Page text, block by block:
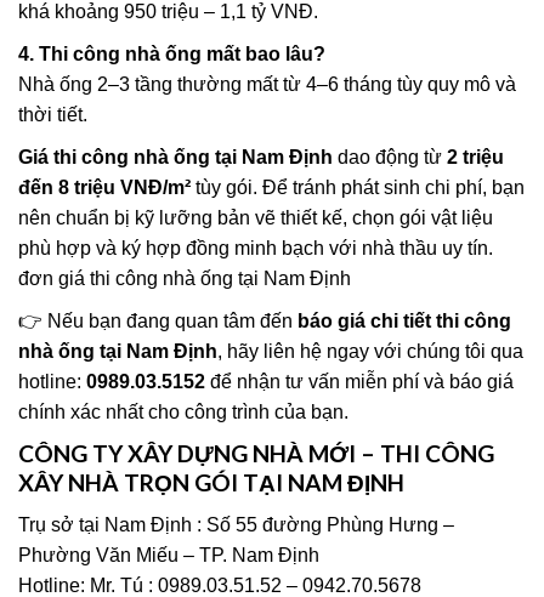
khá khoảng 950 triệu – 1,1 tỷ VNĐ.
4. Thi công nhà ống mất bao lâu?
Nhà ống 2–3 tầng thường mất từ 4–6 tháng tùy quy mô và
thời tiết.
Giá thi công nhà ống tại Nam Định dao động từ 2 triệu
đến 8 triệu VNĐ/m² tùy gói. Để tránh phát sinh chi phí, bạn
nên chuẩn bị kỹ lưỡng bản vẽ thiết kế, chọn gói vật liệu
phù hợp và ký hợp đồng minh bạch với nhà thầu uy tín.
đơn giá thi công nhà ống tại Nam Định
👉 Nếu bạn đang quan tâm đến báo giá chi tiết thi công
nhà ống tại Nam Định, hãy liên hệ ngay với chúng tôi qua
hotline: 0989.03.5152 để nhận tư vấn miễn phí và báo giá
chính xác nhất cho công trình của bạn.
CÔNG TY XÂY DỰNG NHÀ MỚI – THI CÔNG
XÂY NHÀ TRỌN GÓI TẠI NAM ĐỊNH
Trụ sở tại Nam Định : Số 55 đường Phùng Hưng –
Phường Văn Miếu – TP. Nam Định
Hotline: Mr. Tú : 0989.03.51.52 – 0942.70.5678